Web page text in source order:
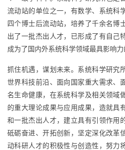
流动站的单位之一，有数学、系统科
四个博士后流动站，培养了千余名博
出了一批杰出人才，已形成了有自己
成为了国内外系统科学领域最具影响力
抓住机遇，谋划未来。系统科学研究
世界科技前沿、面向国家重大需求、
名生命健康，在系统科学及相关领域
的重大理论成果与应用成果，造就具
和一批杰出人才，建立具有引领作用
砥砺奋进、开拓创新，坚定深化改革
动科研人才的积极性与创造性，努力